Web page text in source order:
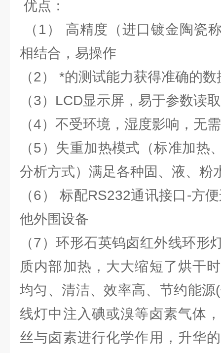
优点：
（1） 高精度（进口镀金陶瓷
相结合，易操作
（2） *的测试能力获得准确的
（3）LCD显示屏，易于参数读取
（4）不受环境，湿度影响，无
（5）失重加热模式（标准加热
分析方式）满足各种固、液、粉
（6） 标配RS232通讯接口-方
他外围设备
（7）环形石英钨卤红外线环形
质内部加热，大大缩短了烘干
均匀、清洁、效率高、节约能
线灯中注入碘或溴等卤素气体
丝与卤素进行化学作用，升华